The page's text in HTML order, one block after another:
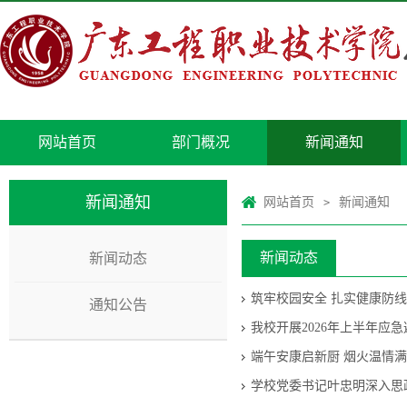
网站首页 部门概况 新闻通知
新闻通知
新闻动态
通知公告
网站首页 > 新闻通知
新闻动态
筑牢校园安全 扎实健康防
我校开展2026年上半年应
端午安康启新厨 烟火温情
学校党委书记叶忠明深入